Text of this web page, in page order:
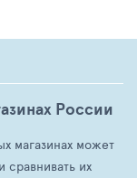
России
магазинах может
сравнивать их